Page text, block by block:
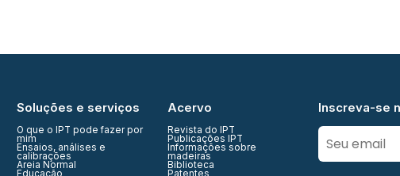
Soluções e serviços
O que o IPT pode fazer por
mim
Ensaios, análises e
calibrações
Areia Normal
Educação
Acervo
Revista do IPT
Publicações IPT
Informações sobre
madeiras
Biblioteca
Patentes
Inscreva-se